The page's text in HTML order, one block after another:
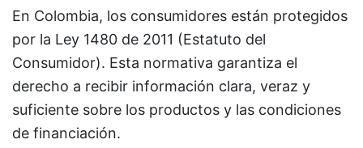
En Colombia, los consumidores están protegidos
por la Ley 1480 de 2011 (Estatuto del
Consumidor). Esta normativa garantiza el
derecho a recibir información clara, veraz y
suficiente sobre los productos y las condiciones
de financiación.